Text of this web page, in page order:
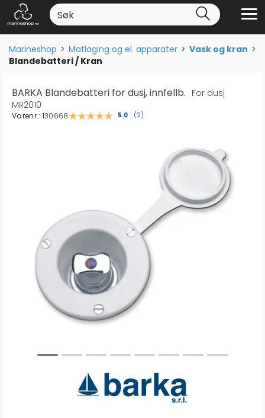
Marineshop>Matlaging og el. apparater>Vask og kran>
Blandebatteri / Kran
BARKA Blandebatteri for dusj, innfellb. For dusj
MR2010
Varenr.: 130668 Gjennomsnittskarakter:
5.0 (stemmer:
2)